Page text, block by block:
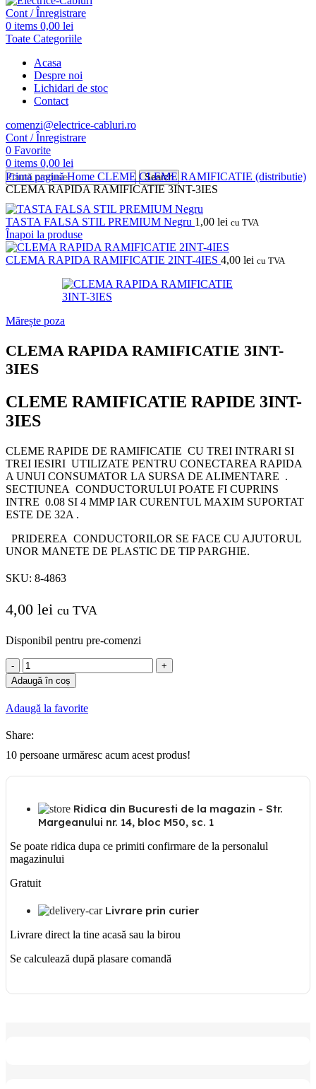
Cont / Înregistrare
0 items 0,00 lei
Toate Categoriile
Acasa
Despre noi
Lichidari de stoc
Contact
comenzi@electrice-cabluri.ro
Cont / Înregistrare
0 Favorite
0 items 0,00 lei
Search
Prima paginăHome CLEME CLEME RAMIFICATIE (distributie)
CLEMA RAPIDA RAMIFICATIE 3INT-3IES
TASTA FALSA STIL PREMIUM Negru 1,00 lei cu TVA
Înapoi la produse
CLEMA RAPIDA RAMIFICATIE 2INT-4IES 4,00 lei cu TVA
Mărește poza
CLEMA RAPIDA RAMIFICATIE 3INT-
3IES
CLEME RAMIFICATIE RAPIDE 3INT-
3IES
CLEME RAPIDE DE RAMIFICATIE CU TREI INTRARI SI
TREI IESIRI UTILIZATE PENTRU CONECTAREA RAPIDA
A UNUI CONSUMATOR LA SURSA DE ALIMENTARE .
SECTIUNEA CONDUCTORULUI POATE FI CUPRINS
INTRE 0.08 SI 4 MMP IAR CURENTUL MAXIM SUPORTAT
ESTE DE 32A .
PRIDEREA CONDUCTORILOR SE FACE CU AJUTORUL
UNOR MANETE DE PLASTIC DE TIP PARGHIE.
SKU: 8-4863
4,00 lei cu TVA
Disponibil pentru pre-comenzi
Cantitate
CLEMA
RAPIDA
RAMIFICATIE
3INT-
Adaugă în coș
Adaugă la favorite
Share:
10 persoane urmăresc acum acest produs!
Ridica din Bucuresti de la magazin - Str.
Margeanului nr. 14, bloc M50, sc. 1
Se poate ridica dupa ce primiti confirmare de la personalul
magazinului
Gratuit
Livrare prin curier
Livrare direct la tine acasă sau la birou
Se calculează după plasare comandă